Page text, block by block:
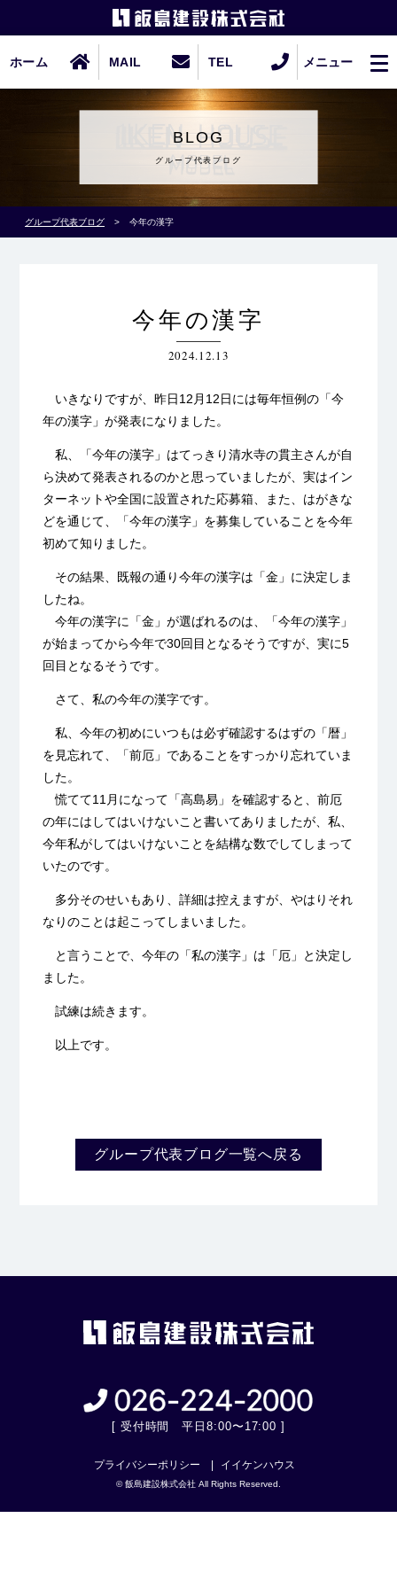
ホーム MAIL TEL メニュー
BLOG
グループ代表ブログ
グループ代表ブログ > 今年の漢字
今年の漢字
2024.12.13
いきなりですが、昨日12月12日には毎年恒例の「今
年の漢字」が発表になりました。
私、「今年の漢字」はてっきり清水寺の貫主さんが自
ら決めて発表されるのかと思っていましたが、実はイン
ターネットや全国に設置された応募箱、また、はがきな
どを通じて、「今年の漢字」を募集していることを今年
初めて知りました。
その結果、既報の通り今年の漢字は「金」に決定しま
したね。
今年の漢字に「金」が選ばれるのは、「今年の漢字」
が始まってから今年で30回目となるそうですが、実に5
回目となるそうです。
さて、私の今年の漢字です。
私、今年の初めにいつもは必ず確認するはずの「暦」
を見忘れて、「前厄」であることをすっかり忘れていま
した。
慌てて11月になって「高島易」を確認すると、前厄
の年にはしてはいけないこと書いてありましたが、私、
今年私がしてはいけないことを結構な数でしてしまって
いたのです。
多分そのせいもあり、詳細は控えますが、やはりそれ
なりのことは起こってしまいました。
と言うことで、今年の「私の漢字」は「厄」と決定し
ました。
試練は続きます。
以上です。
グループ代表ブログ一覧へ戻る
[ 受付時間 平日8:00〜17:00 ]
プライバシーポリシー イイケンハウス
© 飯島建設株式会社 All Rights Reserved.